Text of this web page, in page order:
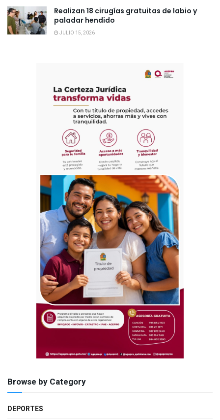
Realizan 18 cirugías gratuitas de labio y
paladar hendido
JULIO 15, 2026
Browse by Category
DEPORTES